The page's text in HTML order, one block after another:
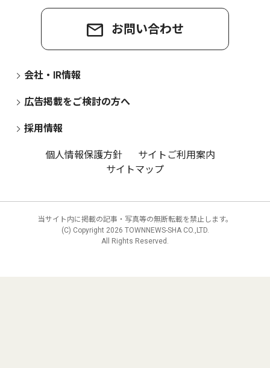
お問い合わせ
会社・IR情報
広告掲載をご検討の方へ
採用情報
個人情報保護方針
サイトご利用案内
サイトマップ
当サイト内に掲載の記事・写真等の無断転載を禁止します。
(C) Copyright 2026 TOWNNEWS-SHA CO.,LTD.
All Rights Reserved.